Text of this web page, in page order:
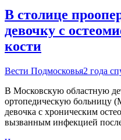
В столице
девочку с
кости
Вести Подмосковья2 года
В Московскую областную
ортопедическую больницу
девочка с хроническим
вызванным инфекцией